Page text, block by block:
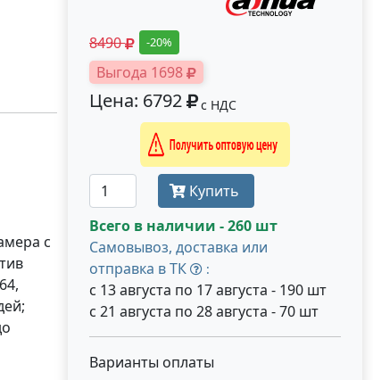
с
8490 -20%
Выгода 1698
Цена: 6792 с НДС
Получить оптовую цену
Купить
Всего в наличии - 260 шт
Самовывоз, доставка или
отправка в ТК
:
с 13 августа по 17 августа - 190 шт
с 21 августа по 28 августа - 70 шт
Варианты оплаты